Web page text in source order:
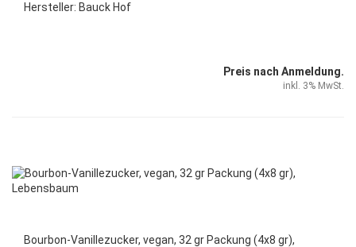
Hersteller: Bauck Hof
Preis nach Anmeldung.
inkl. 3% MwSt.
Bourbon-Vanillezucker, vegan, 32 gr Packung (4x8 gr),